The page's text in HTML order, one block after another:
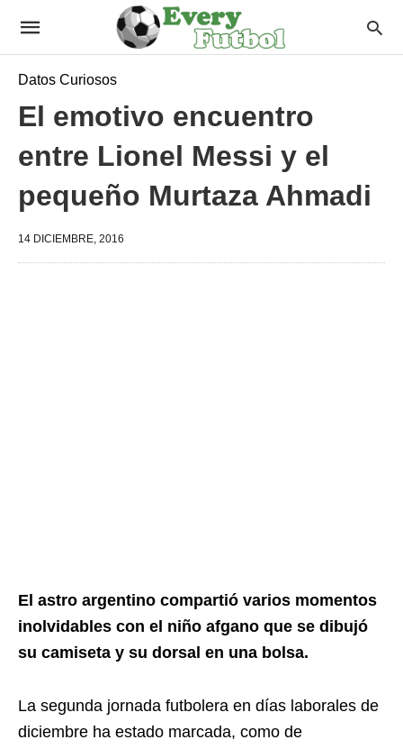
Datos Curiosos
El emotivo encuentro
entre Lionel Messi y el
pequeño Murtaza Ahmadi
14 DICIEMBRE, 2016
El astro argentino compartió varios momentos
inolvidables con el niño afgano que se dibujó
su camiseta y su dorsal en una bolsa.
La segunda jornada futbolera en días laborales de
diciembre ha estado marcada, como de